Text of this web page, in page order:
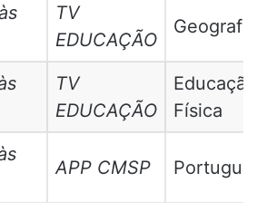
TV
EDUCAÇÃO
Geografia
TV
EDUCAÇÃO
Educação
Física
APP CMSP